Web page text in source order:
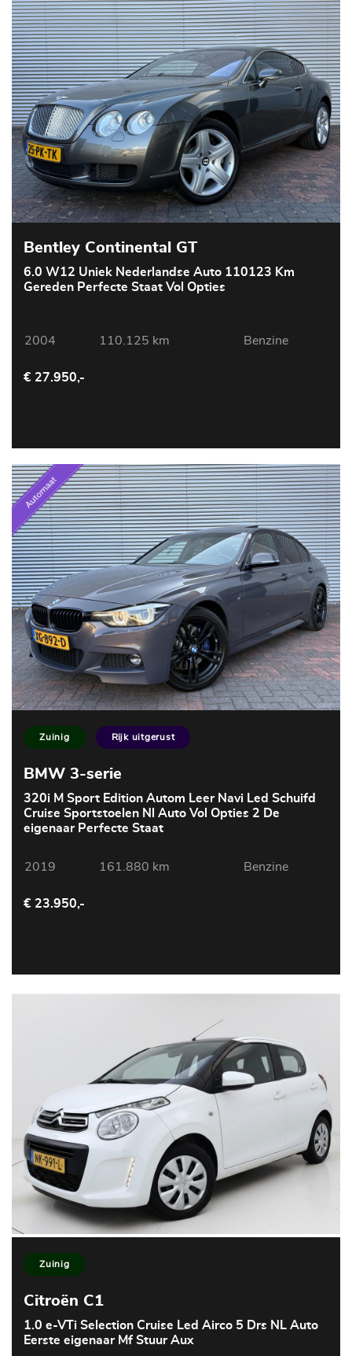
Bentley Continental GT
6.0 W12 Uniek Nederlandse Auto 110123 Km
Gereden Perfecte Staat Vol Opties
2004 110.125 km Benzine
€ 27.950,-
Zuinig Rijk uitgerust
BMW 3-serie
320i M Sport Edition Autom Leer Navi Led Schuifd
Cruise Sportstoelen Nl Auto Vol Opties 2 De
eigenaar Perfecte Staat
2019 161.880 km Benzine
€ 23.950,-
Zuinig
Citroën C1
1.0 e-VTi Selection Cruise Led Airco 5 Drs NL Auto
Eerste eigenaar Mf Stuur Aux